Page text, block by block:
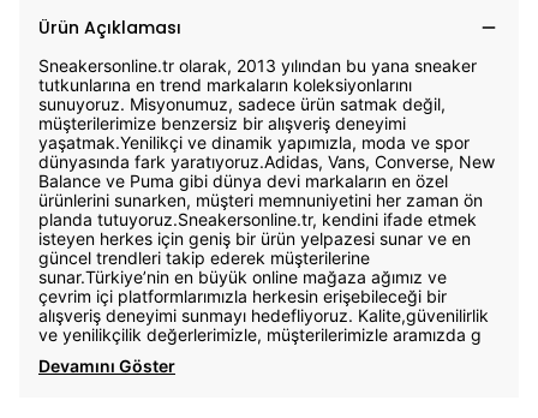
Ürün Açıklaması
Sneakersonline.tr olarak, 2013 yılından bu yana sneaker
tutkunlarına en trend markaların koleksiyonlarını
sunuyoruz. Misyonumuz, sadece ürün satmak değil,
müşterilerimize benzersiz bir alışveriş deneyimi
yaşatmak.Yenilikçi ve dinamik yapımızla, moda ve spor
dünyasında fark yaratıyoruz.Adidas, Vans, Converse, New
Balance ve Puma gibi dünya devi markaların en özel
ürünlerini sunarken, müşteri memnuniyetini her zaman ön
planda tutuyoruz.Sneakersonline.tr, kendini ifade etmek
isteyen herkes için geniş bir ürün yelpazesi sunar ve en
güncel trendleri takip ederek müşterilerine
sunar.Türkiye’nin en büyük online mağaza ağımız ve
çevrim içi platformlarımızla herkesin erişebileceği bir
alışveriş deneyimi sunmayı hedefliyoruz. Kalite,güvenilirlik
ve yenilikçilik değerlerimizle, müşterilerimizle aramızda g
Devamını Göster